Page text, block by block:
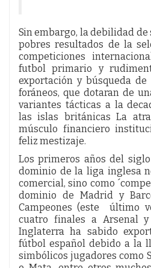
Sin embargo, la debilidad de
pobres resultados de la
competiciones
futbol primario y
exportación y búsqueda
foráneos, que dotaran de
variantes tácticas a la
las islas británicas La
músculo financiero
feliz mestizaje.
Los primeros años del
dominio de la liga inglesa
comercial, sino como
dominio de Madrid y
Campeones (este último
cuatro finales a Arsenal y
Inglaterra ha sabido
fútbol español debido a la
simbólicos jugadores como